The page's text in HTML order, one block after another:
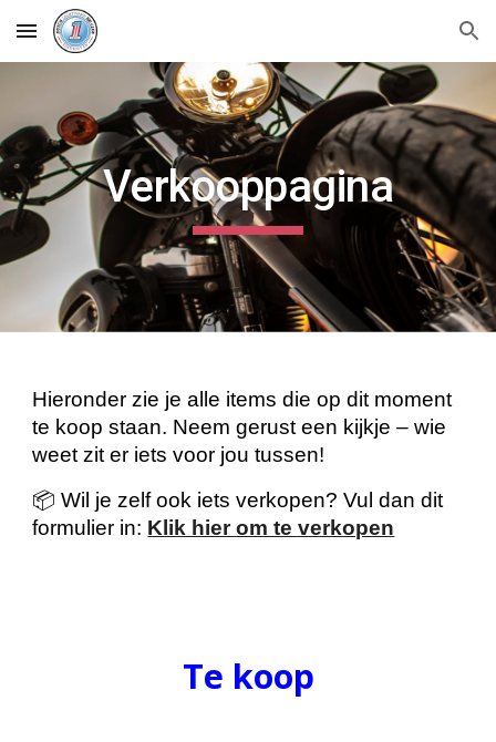
Skip to main content Skip to navigation
Verkooppagina
Hieronder zie je alle items die op dit moment
te koop staan. Neem gerust een kijkje – wie
weet zit er iets voor jou tussen!
📦 Wil je zelf ook iets verkopen? Vul dan dit
formulier in: Klik hier om te verkopen
Te koop